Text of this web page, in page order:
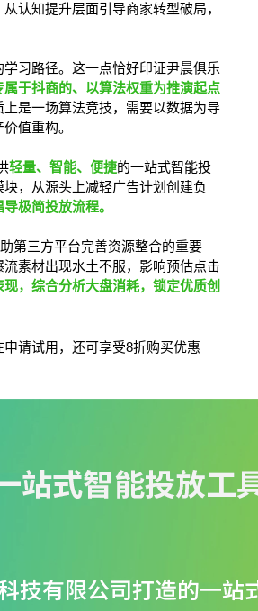
认知提升层面引导商家转型破局，
习路径。这一点恰好印证尹晨俱乐
于抖商的、以算法权重为推演起点
是一场算法竞技，需要以数据为导
值重构。
轻量、智能、便捷的一站式智能投
，从源头上减轻广告计划创建负
导极简投放流程。
第三方平台完善资源整合的重要
素材出现水土不服，影响预估点击
，综合分析大盘消耗，锁定优质创
请试用，还可享受8折购买优惠